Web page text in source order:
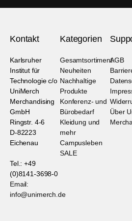
Kontakt
Karlsruher
Institut für
Technologie c/o
UniMerch
Merchandising
GmbH
Ringstr. 4-6
D-82223
Eichenau
Tel.: +49
(0)8141-3698-0
Email:
info@unimerch.de
Kategorien
Gesamtsortiment
Neuheiten
Nachhaltige
Produkte
Konferenz- und
Bürobedarf
Kleidung und
mehr
Campusleben
SALE
AGB
Über